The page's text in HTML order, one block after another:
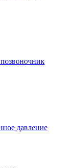
давление